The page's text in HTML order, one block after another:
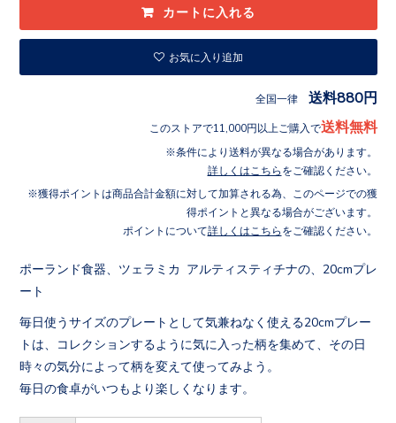
お気に入り追加
全国一律 送料880円
このストアで11,000円以上ご購入で送料無料
条件により送料が異なる場合があります。
詳しくはこちら をご確認ください。
獲得ポイントは商品合計金額に対して加算される為、このページでの獲
得ポイントと異なる場合がございます。
ポイントについて詳しくはこちら をご確認ください。
ポーランド食器、ツェラミカ アルティスティチナの、20cmプレ
ート
毎日使うサイズのプレートとして気兼ねなく使える20cmプレー
トは、コレクションするように気に入った柄を集めて、その日
時々の気分によって柄を変えて使ってみよう。
毎日の食卓がいつもより楽しくなります。